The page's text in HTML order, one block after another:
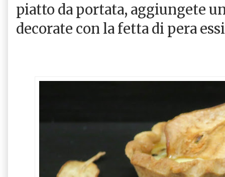
piatto da portata, aggiungete
decorate con la fetta di pera